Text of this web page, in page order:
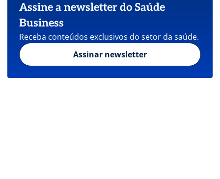
Assine a newsletter do Saúde
Business
Receba conteúdos exclusivos do setor da saúde.
Assinar newsletter